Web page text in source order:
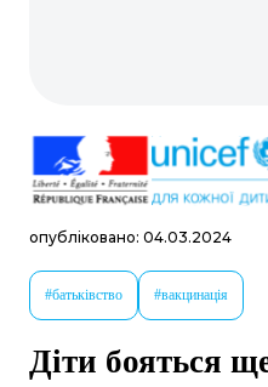
опубліковано: 04.03.2024
#батьківство #вакцинація
Діти бояться